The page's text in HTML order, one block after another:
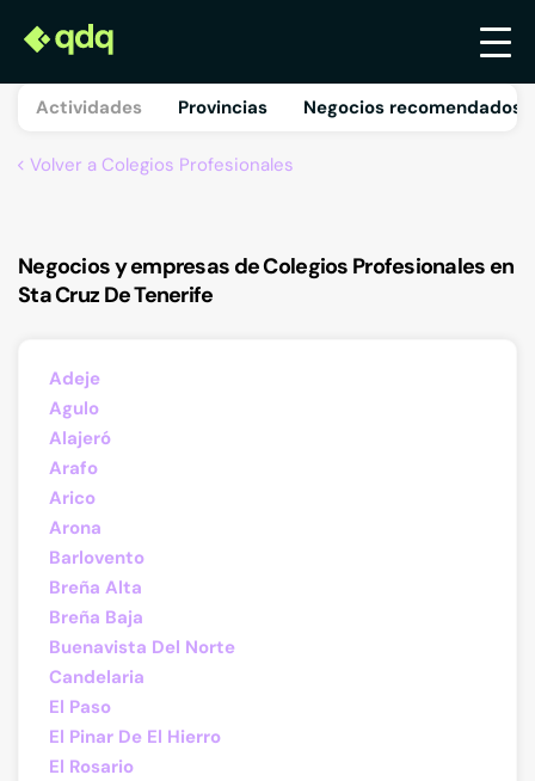
Actividades Provincias Negocios recomendados
Volver a Colegios Profesionales
Negocios y empresas de Colegios Profesionales en
Sta Cruz De Tenerife
Adeje
Agulo
Alajeró
Arafo
Arico
Arona
Barlovento
Breña Alta
Breña Baja
Buenavista Del Norte
Candelaria
El Paso
El Pinar De El Hierro
El Rosario